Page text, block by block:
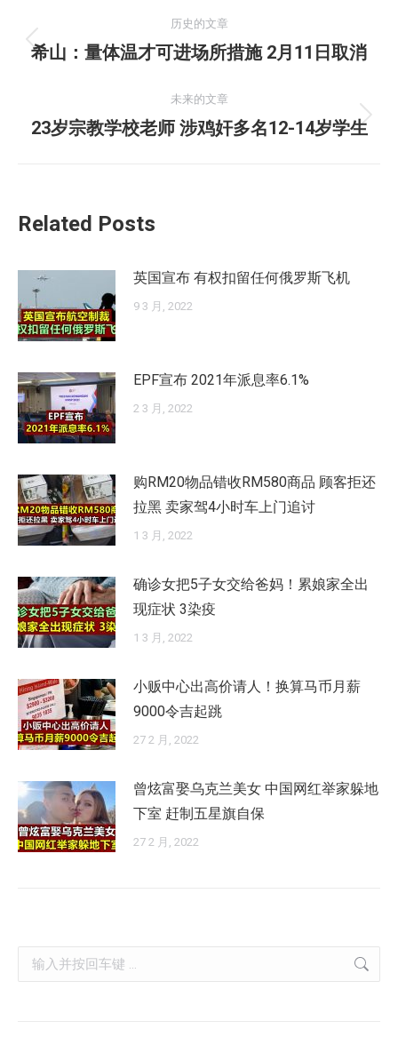
章
航
历史的文章
历
的
文
希山：量体温才可进场所措施 2月11日取消
未来的文章
未
23岁宗教学校老师 涉鸡奸多名12-14岁学生
Related Posts
英国宣布 有权扣留任何俄罗斯飞机
9 3 月, 2022
EPF宣布 2021年派息率6.1%
2 3 月, 2022
购RM20物品错收RM580商品 顾客拒还
拉黑 卖家驾4小时车上门追讨
1 3 月, 2022
确诊女把5子女交给爸妈！累娘家全出
现症状 3染疫
1 3 月, 2022
小贩中心出高价请人！换算马币月薪
9000令吉起跳
27 2 月, 2022
曾炫富娶乌克兰美女 中国网红举家躲地
下室 赶制五星旗自保
27 2 月, 2022
Search: